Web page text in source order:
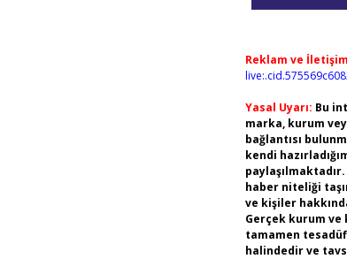
Reklam ve
Yasal Uyarı: Bu
marka, kurum
bağlantısı
kendi
haber niteliği
ve kişiler
Gerçek kurum
tamamen
halindedir ve